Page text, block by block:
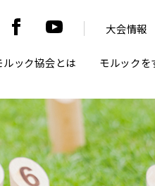
大会情報
ルック協会とは モルックを